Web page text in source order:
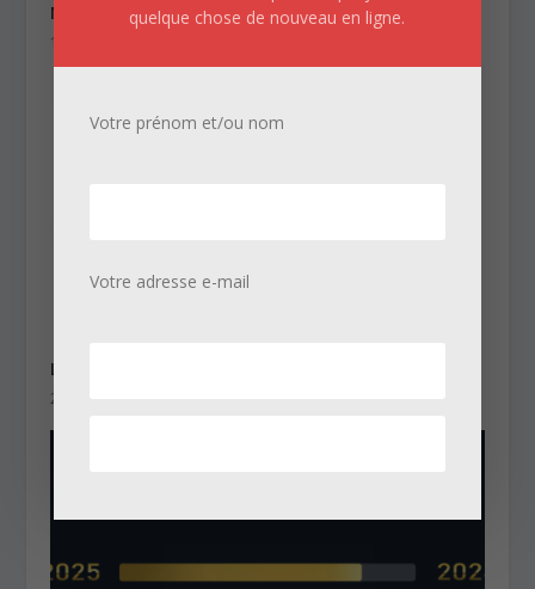
Nefnef
14/08/2014
La fin du monde était mercredi dernier
25/06/2023
quelque chose de nouveau en ligne.
Votre prénom et/ou nom
Votre adresse e-mail